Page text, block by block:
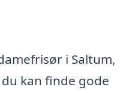
i Saltum,
kan finde gode